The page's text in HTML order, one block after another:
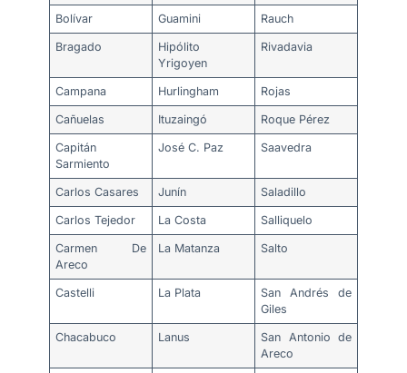
Bolívar Guamini Rauch
Bragado
Hipólito
Yrigoyen
Rivadavia
Campana Hurlingham Rojas
Cañuelas Ituzaingó Roque Pérez
Capitán
Sarmiento
José C. Paz Saavedra
Carlos Casares Junín Saladillo
Carlos Tejedor La Costa Salliquelo
Carmen De
Areco
La Matanza Salto
Castelli La Plata
San Andrés de
Giles
Chacabuco Lanus
San Antonio de
Areco